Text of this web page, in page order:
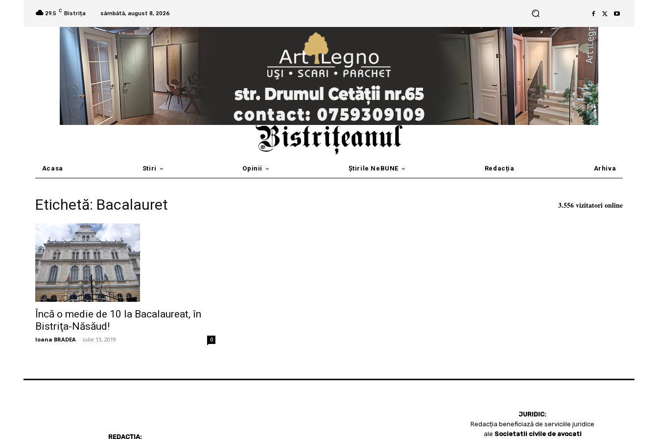
29.5 C Bistrița sâmbătă, august 8, 2026
Acasa Stiri Opinii Știrile NeBUNE Redacția Arhiva
Etichetă: Bacalauret
Încă o medie de 10 la Bacalaureat, în
Bistriţa-Năsăud!
Ioana BRADEA - iulie 13, 2019 0
3.556 vizitatori online
REDACȚIA:
JURIDIC:
Redacția beneficiază de serviciile juridice
ale Societatii civile de avocati